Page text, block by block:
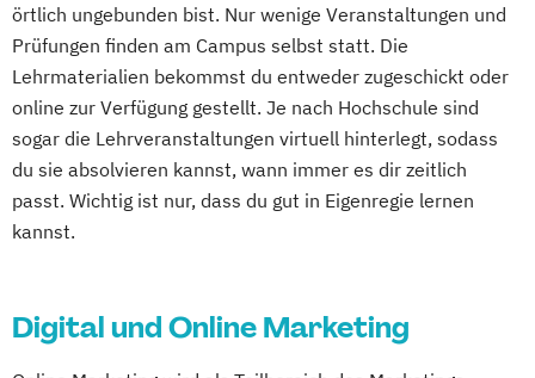
Mediendesign Online Marketing
Sales Management & Strategy
örtlich ungebunden bist. Nur wenige Veranstaltungen und
Prüfungen finden am Campus selbst statt. Die
Lehrmaterialien bekommst du entweder zugeschickt oder
online zur Verfügung gestellt. Je nach Hochschule sind
sogar die Lehrveranstaltungen virtuell hinterlegt, sodass
du sie absolvieren kannst, wann immer es dir zeitlich
passt. Wichtig ist nur, dass du gut in Eigenregie lernen
kannst.
Digital und Online Marketing